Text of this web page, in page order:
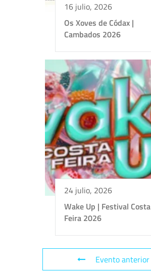
16 julio, 2026
Os Xoves de Códax |
Cambados 2026
24 julio, 2026
Wake Up | Festival Costa
Feira 2026
Evento anterior